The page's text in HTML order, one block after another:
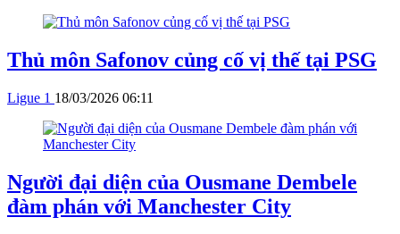
Thủ môn Safonov củng cố vị thế tại PSG
Ligue 1 18/03/2026 06:11
Người đại diện của Ousmane Dembele
đàm phán với Manchester City